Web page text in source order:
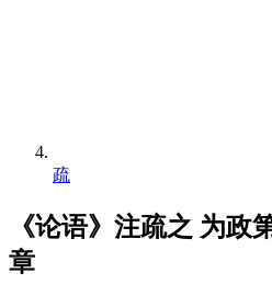
疏
《论语》注疏之 为政
章